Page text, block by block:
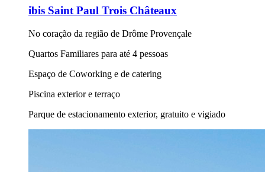
ibis Saint Paul Trois Châteaux
No coração da região de Drôme Provençale
Quartos Familiares para até 4 pessoas
Espaço de Coworking e de catering
Piscina exterior e terraço
Parque de estacionamento exterior, gratuito e vigiado